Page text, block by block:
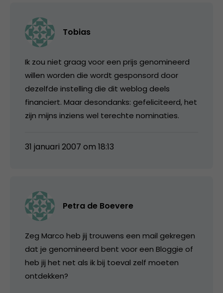
Tobias
Ik zou niet graag voor een prijs genomineerd
willen worden die wordt gesponsord door
dezelfde instelling die dit weblog deels
financiert. Maar desondanks: gefeliciteerd, het
zijn mijns inziens wel terechte nominaties.
31 januari 2007 om 18:13
Petra de Boevere
Zeg Marco heb jij trouwens een mail gekregen
dat je genomineerd bent voor een Bloggie of
heb jij het net als ik bij toeval zelf moeten
ontdekken?